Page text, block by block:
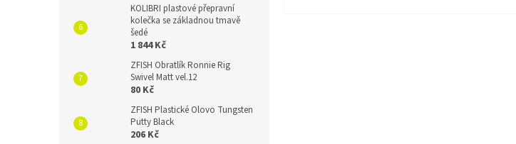
KOLIBRI plastové přepravní
kolečka se základnou tmavě
šedé
1 844 Kč
ZFISH Obratlík Ronnie Rig
Swivel Matt vel.12
80 Kč
ZFISH Plastické Olovo Tungsten
Putty Black
206 Kč